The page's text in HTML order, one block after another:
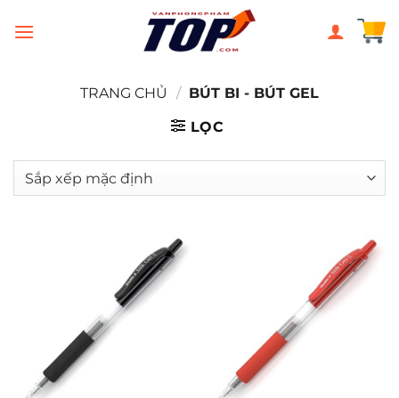
đến
TRANG CHỦ
/ BÚT BI - BÚT GEL
LỌC